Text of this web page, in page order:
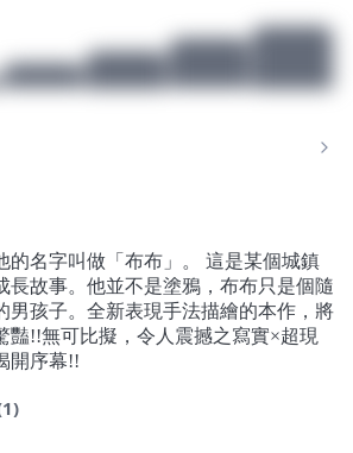
的名字叫做「布布」。 這是某個城鎮
長故事。他並不是塗鴉，布布只是個隨
男孩子。全新表現手法描繪的本作，將
豔!!無可比擬，令人震撼之寫實×超現
開序幕!!